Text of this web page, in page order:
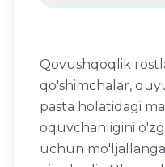
Qovushqoqlik
qo'shimchalar,
pasta holatidagi
oquvchanligini
uchun